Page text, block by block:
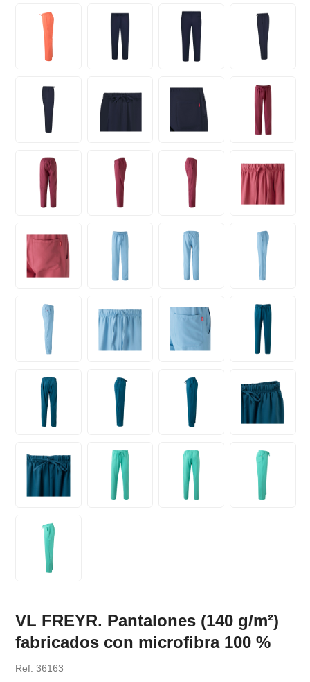
VL FREYR. Pantalones (140 g/m²)
fabricados con microfibra 100 %
Ref: 36163